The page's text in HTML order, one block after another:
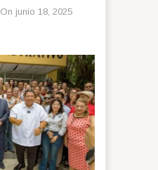
On junio 18, 2025